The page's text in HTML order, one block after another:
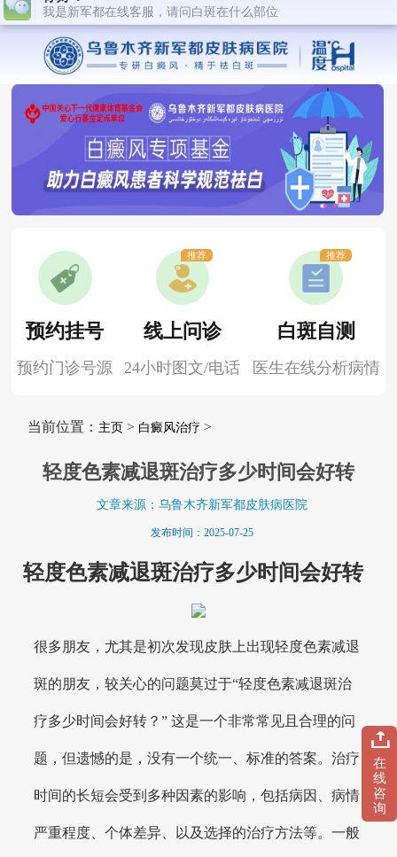
预约挂号
预约门诊号源
线上问诊
24小时图文/电话
推荐
白斑自测
医生在线分析病情
推荐
当前位置： 主页> 白癜风治疗 >
轻度色素减退斑治疗多少时间会好转
文章来源：乌鲁木齐新军都皮肤病医院
发布时间：2025-07-25
轻度色素减退斑治疗多少时间会好转
很多朋友，尤其是初次发现皮肤上出现轻度色素减退
斑的朋友，较关心的问题莫过于“轻度色素减退斑治
疗多少时间会好转？” 这是一个非常常见且合理的问
题，但遗憾的是，没有一个统一、标准的答案。治疗
时间的长短会受到多种因素的影响，包括病因、病情
严重程度、个体差异、以及选择的治疗方法等。一般
在
线
咨
询